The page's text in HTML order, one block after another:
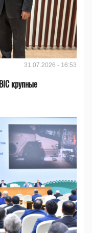
31.07.2026 - 16:53
крупные